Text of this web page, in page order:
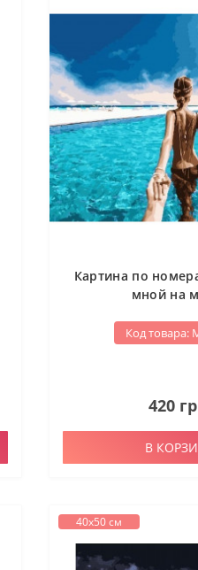
Картина по
мной на
Код товара:
420
В
40х50 см